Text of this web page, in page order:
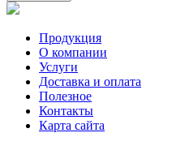
Продукция
О компании
Услуги
Доставка и оплата
Полезное
Контакты
Карта сайта